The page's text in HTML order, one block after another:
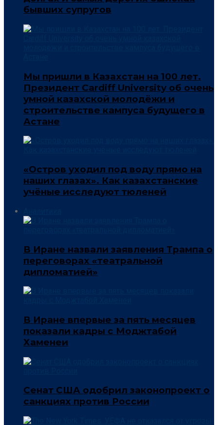
бывших супругов
Мы пришли в Казахстан на 100 лет.
Президент Cardiff University об очень
умной казахской молодёжи и
строительстве кампуса будущего в
Астане
«Остров уходил под воду прямо на
наших глазах». Как казахстанские
учёные исследуют тюленей
В Иране назвали заявления Трампа о
переговорах «театральной
дипломатией»
В Иране впервые за пять месяцев
показали кадры с Моджтабой
Хаменеи
Сенат США одобрил законопроект о
санкциях против России